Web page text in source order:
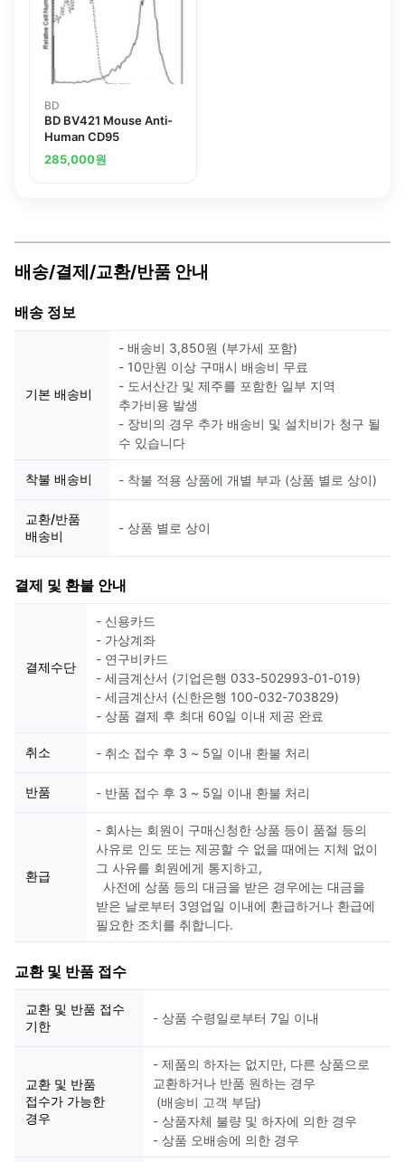
BD
BD BV421 Mouse Anti-
Human CD95
285,000원
배송/결제/교환/반품 안내
배송 정보
기본 배송비
- 배송비 3,850원 (부가세 포함)
- 10만원 이상 구매시 배송비 무료
- 도서산간 및 제주를 포함한 일부 지역
추가비용 발생
- 장비의 경우 추가 배송비 및 설치비가 청구 될
수 있습니다
착불 배송비 - 착불 적용 상품에 개별 부과 (상품 별로 상이)
교환/반품
배송비
- 상품 별로 상이
결제 및 환불 안내
결제수단
- 신용카드
- 가상계좌
- 연구비카드
- 세금계산서 (기업은행 033-502993-01-019)
- 세금계산서 (신한은행 100-032-703829)
- 상품 결제 후 최대 60일 이내 제공 완료
취소 - 취소 접수 후 3 ~ 5일 이내 환불 처리
반품 - 반품 접수 후 3 ~ 5일 이내 환불 처리
환급
- 회사는 회원이 구매신청한 상품 등이 품절 등의
사유로 인도 또는 제공할 수 없을 때에는 지체 없이
그 사유를 회원에게 통지하고,
사전에 상품 등의 대금을 받은 경우에는 대금을
받은 날로부터 3영업일 이내에 환급하거나 환급에
필요한 조치를 취합니다.
교환 및 반품 접수
교환 및 반품 접수
기한
- 상품 수령일로부터 7일 이내
교환 및 반품
접수가 가능한
경우
- 제품의 하자는 없지만, 다른 상품으로
교환하거나 반품 원하는 경우
(배송비 고객 부담)
- 상품자체 불량 및 하자에 의한 경우
- 상품 오배송에 의한 경우